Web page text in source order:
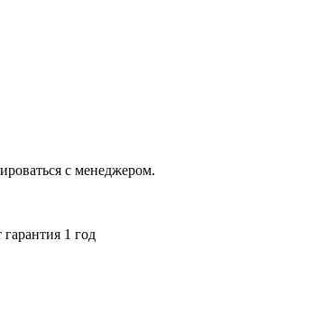
с менеджером.
1 год